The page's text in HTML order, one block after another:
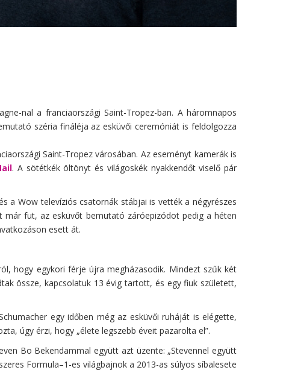
nal a franciaországi Saint-Tropez-ban. A háromnapos
széria fináléja az esküvői ceremóniát is feldolgozza
Saint-Tropez városában. Az eseményt kamerák is
. A sötétkék öltönyt és világoskék nyakkendőt viselő pár
a Wow televíziós csatornák stábjai is vették a négyrészes
már fut, az esküvőt bemutató záróepizódot pedig a héten
esett át.
hogy egykori férje újra megházasodik. Mindezt szűk két
össze, kapcsolatuk 13 évig tartott, és egy fiuk született,
egy időben még az esküvői ruháját is elégette,
úgy érzi, hogy „élete legszebb éveit pazarolta el”.
Bo Bekendammal együtt azt üzente: „Stevennel együtt
Formula–1-es világbajnok a 2013-as súlyos síbalesete